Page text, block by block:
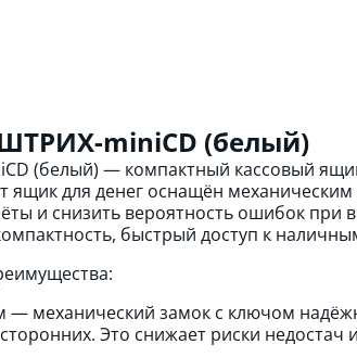
miniCD (белый)
(белый) — компактный кассовый
ящик для денег оснащён
и снизить вероятность ошибок
быстрый доступ к
механический замок с ключом
Это снижает риски недостач